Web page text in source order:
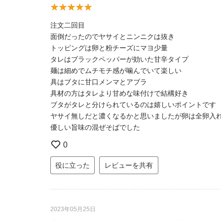
注文二回目
面倒だったのでヤサイとニンニクは抜き
トッピングは卵と粉チーズにマヨ少量
タレはブラックペッパーが効いた甘辛タイプ
麺は細めでムチモチ感が噛んでいて楽しい
具はブタに甘口メンマとアブラ
具材の方はタレより甘めな味付けで結構好き
ブタがタレと分けられているのは嬉しいポイントです
ヤサイ無しだと濃くなるかと思いましたが卵は全卵入
優しい旨味の混ぜそばでした
0
役に立った レビューを共有
2023年05月25日